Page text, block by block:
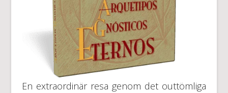
En extraordinär resa genom det outtömliga